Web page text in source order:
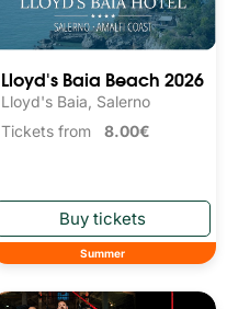
Lloyd's Baia Beach 2026
Lloyd's Baia, Salerno
Tickets from 8.00€
Summer